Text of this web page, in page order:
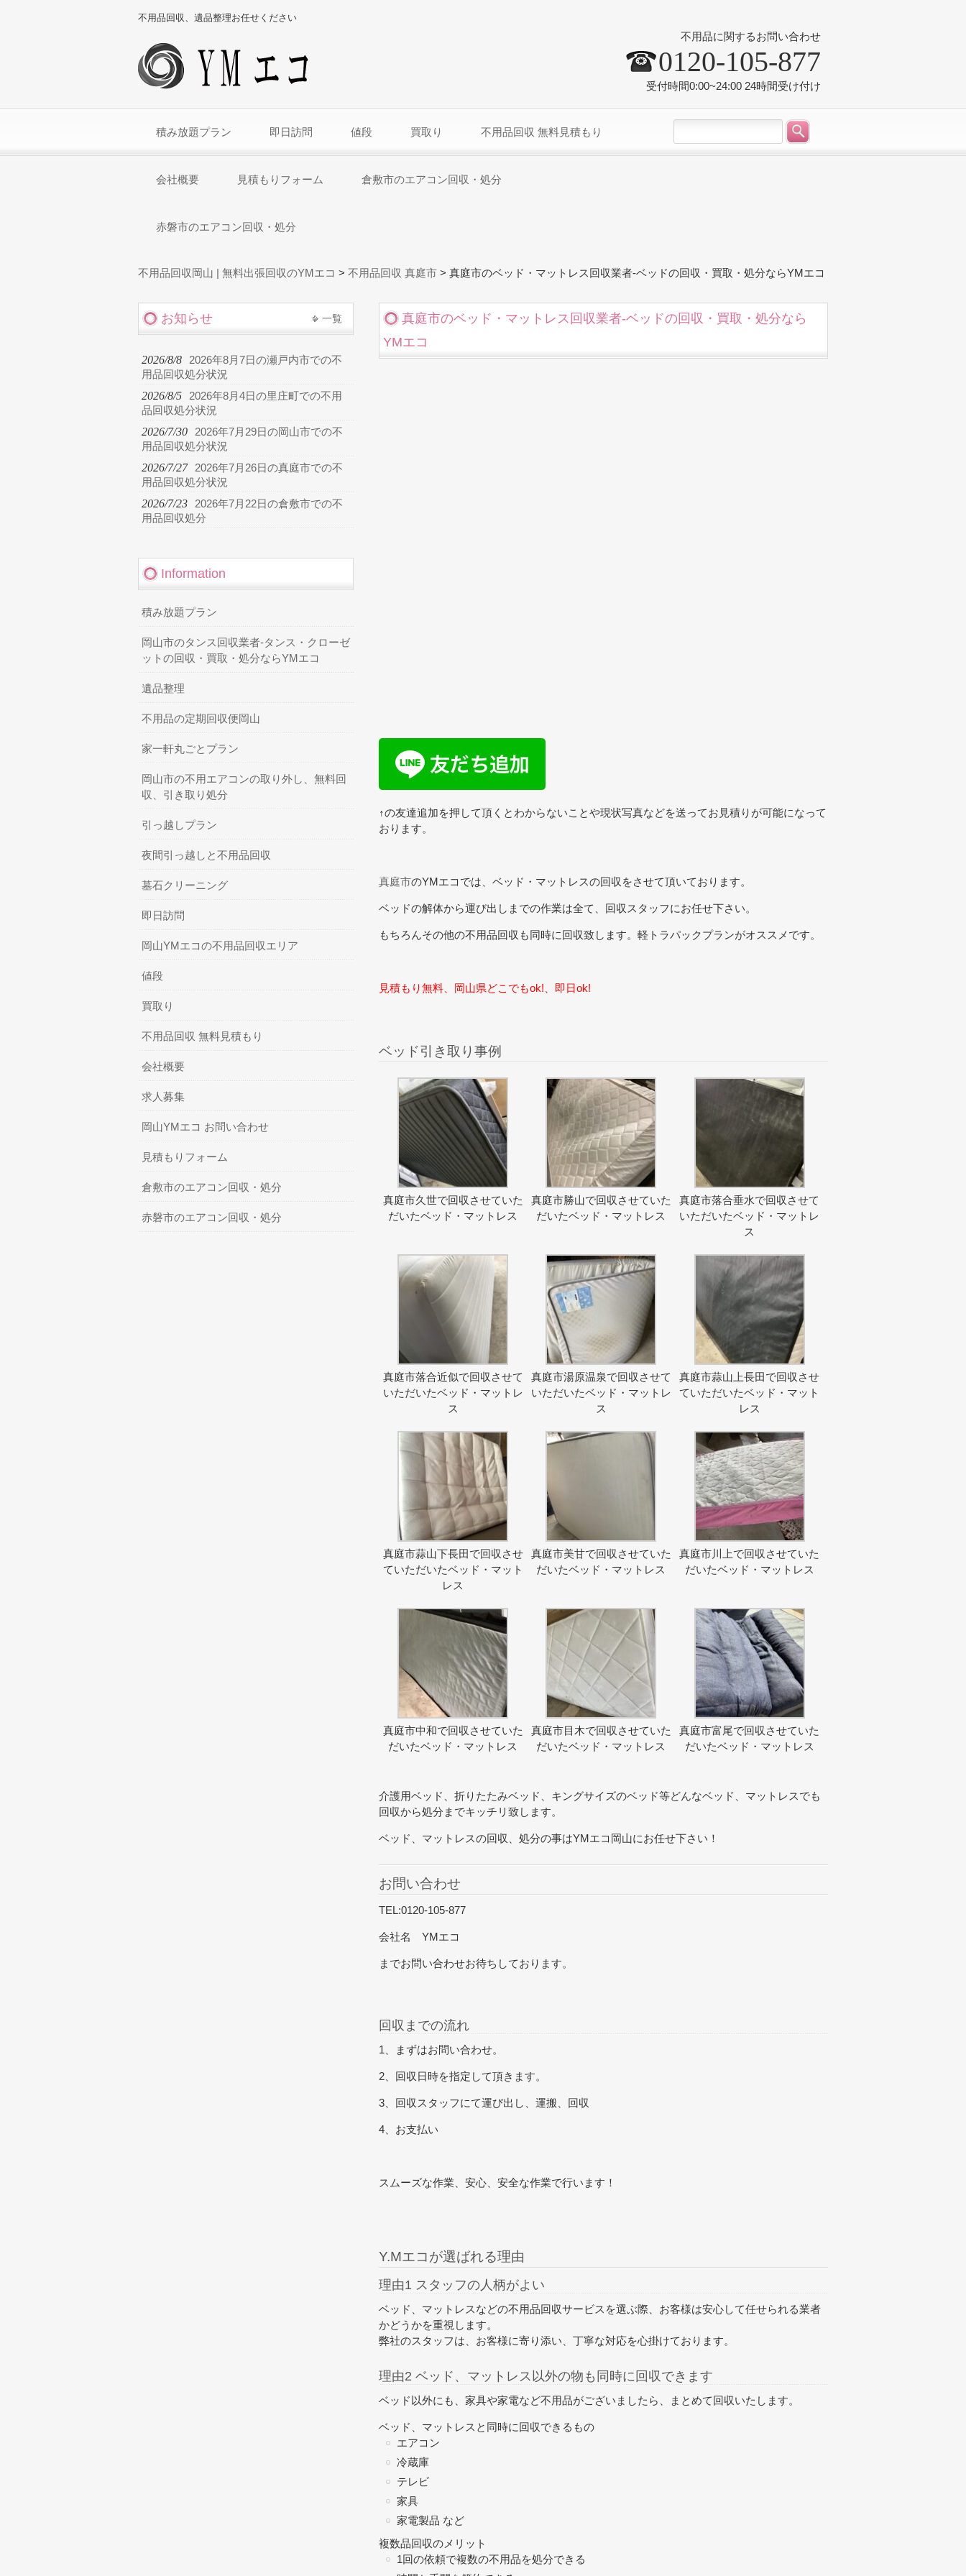
不用品回収、遺品整理お任せください
不用品に関するお問い合わせ
0120-105-877
受付時間0:00~24:00 24時間受け付け
積み放題プラン 即日訪問 値段 買取り 不用品回収 無料見積もり
会社概要 見積もりフォーム 倉敷市のエアコン回収・処分
赤磐市のエアコン回収・処分
不用品回収岡山 | 無料出張回収のYMエコ > 不用品回収 真庭市 > 真庭市のベッド・マットレス回収業者-ベッドの回収・買取・処分ならYMエコ
真庭市のベッド・マットレス回収業者-ベッドの回収・買取・処分なら
YMエコ
↑の友達追加を押して頂くとわからないことや現状写真などを送ってお見積りが可能になって
おります。
真庭市のYMエコでは、ベッド・マットレスの回収をさせて頂いております。
ベッドの解体から運び出しまでの作業は全て、回収スタッフにお任せ下さい。
もちろんその他の不用品回収も同時に回収致します。軽トラパックプランがオススメです。
見積もり無料、岡山県どこでもok!、即日ok!
ベッド引き取り事例
真庭市久世で回収させていた
だいたベッド・マットレス
真庭市勝山で回収させていた
だいたベッド・マットレス
真庭市落合垂水で回収させて
いただいたベッド・マットレ
ス
真庭市落合近似で回収させて
いただいたベッド・マットレ
ス
真庭市湯原温泉で回収させて
いただいたベッド・マットレ
ス
真庭市蒜山上長田で回収させ
ていただいたベッド・マット
レス
真庭市蒜山下長田で回収させ
ていただいたベッド・マット
レス
真庭市美甘で回収させていた
だいたベッド・マットレス
真庭市川上で回収させていた
だいたベッド・マットレス
真庭市中和で回収させていた
だいたベッド・マットレス
真庭市目木で回収させていた
だいたベッド・マットレス
真庭市富尾で回収させていた
だいたベッド・マットレス
介護用ベッド、折りたたみベッド、キングサイズのベッド等どんなベッド、マットレスでも
回収から処分までキッチリ致します。
ベッド、マットレスの回収、処分の事はYMエコ岡山にお任せ下さい！
お問い合わせ
TEL:0120-105-877
会社名 YMエコ
までお問い合わせお待ちしております。
回収までの流れ
1、まずはお問い合わせ。
2、回収日時を指定して頂きます。
3、回収スタッフにて運び出し、運搬、回収
4、お支払い
スムーズな作業、安心、安全な作業で行います！
Y.Mエコが選ばれる理由
理由1 スタッフの人柄がよい
ベッド、マットレスなどの不用品回収サービスを選ぶ際、お客様は安心して任せられる業者
かどうかを重視します。
弊社のスタッフは、お客様に寄り添い、丁寧な対応を心掛けております。
理由2 ベッド、マットレス以外の物も同時に回収できます
ベッド以外にも、家具や家電など不用品がございましたら、 まとめて回収いたします。
ベッド、マットレスと同時に回収できるもの
エアコン
冷蔵庫
テレビ
家具
家電製品 など
複数品回収のメリット
1回の依頼で複数の不用品を処分できる
お知らせ 一覧
2026/8/8
2026年8月7日の瀬戸内市での不
用品回収処分状況
2026/8/5
2026年8月4日の里庄町での不用
品回収処分状況
2026/7/30
2026年7月29日の岡山市での不
用品回収処分状況
2026/7/27
2026年7月26日の真庭市での不
用品回収処分状況
2026/7/23
2026年7月22日の倉敷市での不
用品回収処分
Information
積み放題プラン
岡山市のタンス回収業者-タンス・クローゼ
ットの回収・買取・処分ならYMエコ
遺品整理
不用品の定期回収便岡山
家一軒丸ごとプラン
岡山市の不用エアコンの取り外し、無料回
収、引き取り処分
引っ越しプラン
夜間引っ越しと不用品回収
墓石クリーニング
即日訪問
岡山YMエコの不用品回収エリア
値段
買取り
不用品回収 無料見積もり
会社概要
求人募集
岡山YMエコ お問い合わせ
見積もりフォーム
倉敷市のエアコン回収・処分
赤磐市のエアコン回収・処分